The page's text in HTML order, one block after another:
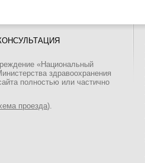
«Национальный
здравоохранения
полностью или частично
проезда).